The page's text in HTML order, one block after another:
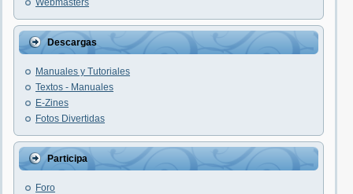
Webmasters
Descargas
Manuales y Tutoriales
Textos - Manuales
E-Zines
Fotos Divertidas
Participa
Foro